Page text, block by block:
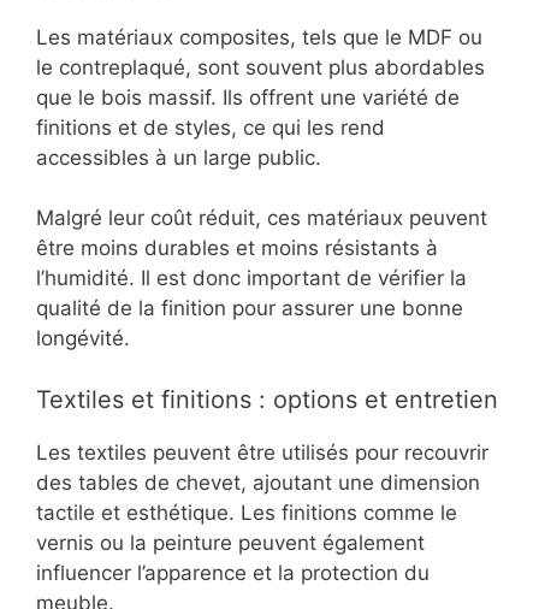
Les matériaux composites, tels que le MDF ou
le contreplaqué, sont souvent plus abordables
que le bois massif. Ils offrent une variété de
finitions et de styles, ce qui les rend
accessibles à un large public.
Malgré leur coût réduit, ces matériaux peuvent
être moins durables et moins résistants à
l’humidité. Il est donc important de vérifier la
qualité de la finition pour assurer une bonne
longévité.
Textiles et finitions : options et entretien
Les textiles peuvent être utilisés pour recouvrir
des tables de chevet, ajoutant une dimension
tactile et esthétique. Les finitions comme le
vernis ou la peinture peuvent également
influencer l’apparence et la protection du
meuble.